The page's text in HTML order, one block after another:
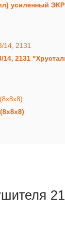
усиленный
14, 2131